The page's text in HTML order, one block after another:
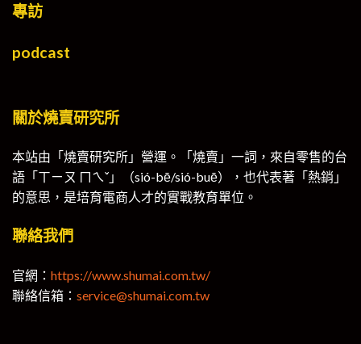
專訪
podcast
關於燒賣研究所
本站由「燒賣研究所」營運。「燒賣」一詞，來自零售的台
語「ㄒㄧㄡ ㄇㄟˇ」（sió-bē/sió-buē），也代表著「熱銷」
的意思，是培育電商人才的實戰教育單位。
聯絡我們
官網： https://www.shumai.com.tw/
聯絡信箱： service@shumai.com.tw